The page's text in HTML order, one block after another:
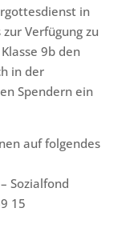
in
Verfügung zu
9b den
in der
Spendern ein
auf folgendes
Sozialfond
15